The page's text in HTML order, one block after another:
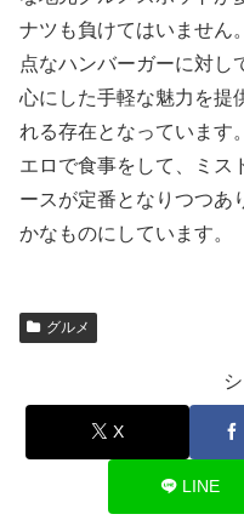
ナツも負けてはいません
点なハンバーガーに対し
心にした手軽な魅力を提
れる存在となっています
エロで食事をして、ミス
ースが定番となりつつあ
かなものにしています。
グルメ
X
LINE